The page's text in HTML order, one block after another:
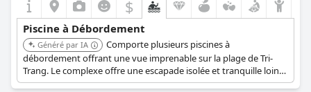
$
Piscine à Débordement
Généré par IA
Comporte plusieurs piscines à
débordement offrant une vue imprenable sur la plage de Tri-
Trang. Le complexe offre une escapade isolée et tranquille loin
de l'agitation de Patong. Les piscines sont conçues pour offrir